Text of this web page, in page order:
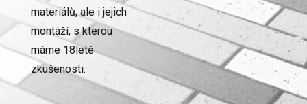
materiálů, ale i jejich
montáží, s kterou
máme 18leté
zkušenosti.